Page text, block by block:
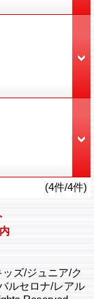
(4件/4件)
ズ/ジュニア/ク
ルセロナ/レアル